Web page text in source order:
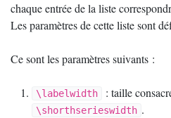
chaque entrée de la liste
Les paramètres de cette liste sont
Ce sont les paramètres suivants :
\labelwidth : taille
\shorthserieswidth .